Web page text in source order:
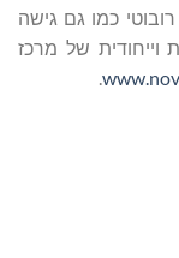
כמו גם גישה
וייחודית של מרכז
.